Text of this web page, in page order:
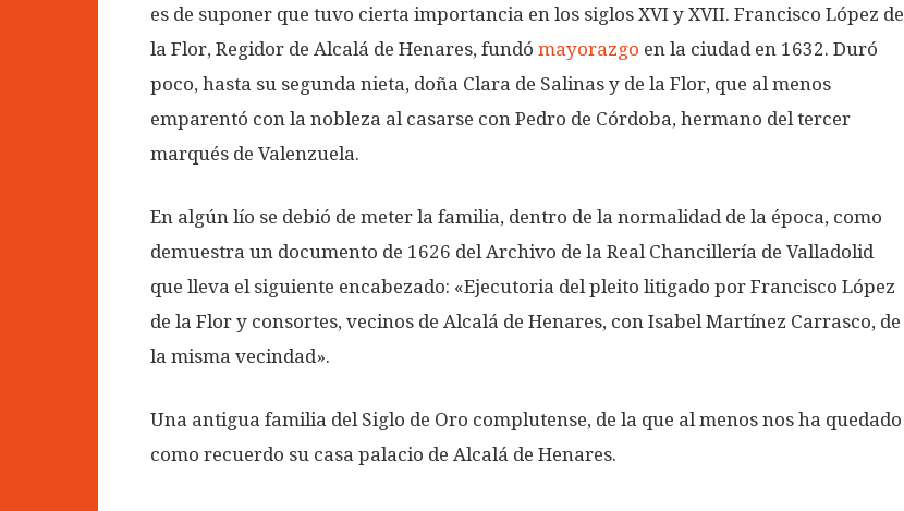
es de suponer que tuvo cierta importancia en los siglos XVI y XVII. Francisco López de
la Flor, Regidor de Alcalá de Henares, fundó mayorazgo en la ciudad en 1632. Duró
poco, hasta su segunda nieta, doña Clara de Salinas y de la Flor, que al menos
emparentó con la nobleza al casarse con Pedro de Córdoba, hermano del tercer
marqués de Valenzuela.
En algún lío se debió de meter la familia, dentro de la normalidad de la época, como
demuestra un documento de 1626 del Archivo de la Real Chancillería de Valladolid
que lleva el siguiente encabezado: «Ejecutoria del pleito litigado por Francisco López
de la Flor y consortes, vecinos de Alcalá de Henares, con Isabel Martínez Carrasco, de
la misma vecindad».
Una antigua familia del Siglo de Oro complutense, de la que al menos nos ha quedado
como recuerdo su casa palacio de Alcalá de Henares.